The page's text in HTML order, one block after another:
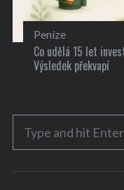
Peníze
Co udělá 15 let
Výsledek překvapí